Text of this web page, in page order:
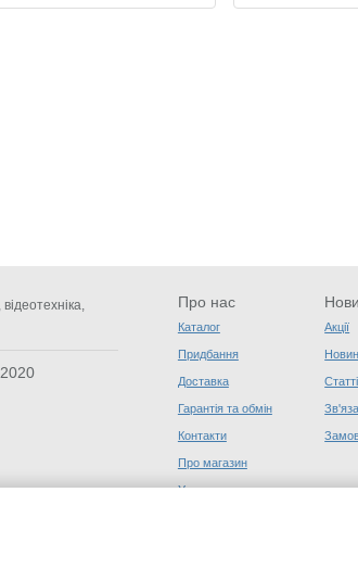
Про нас
Каталог
Придбання
Доставка
Гарантія та обмін
Контакти
Про магазин
Угода користувача
Акції